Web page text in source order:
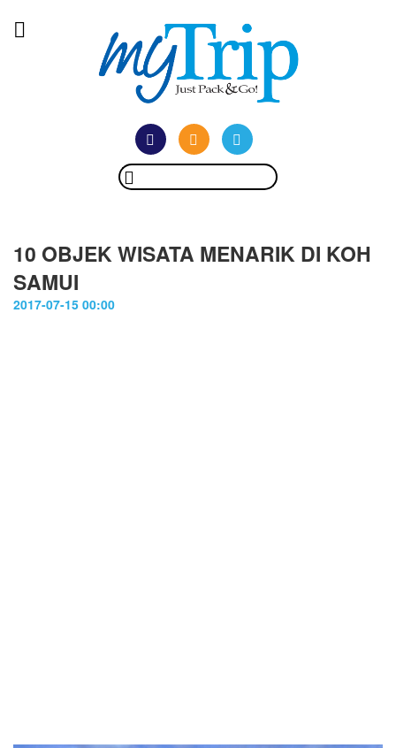
10 OBJEK WISATA MENARIK DI KOH
SAMUI
2017-07-15 00:00